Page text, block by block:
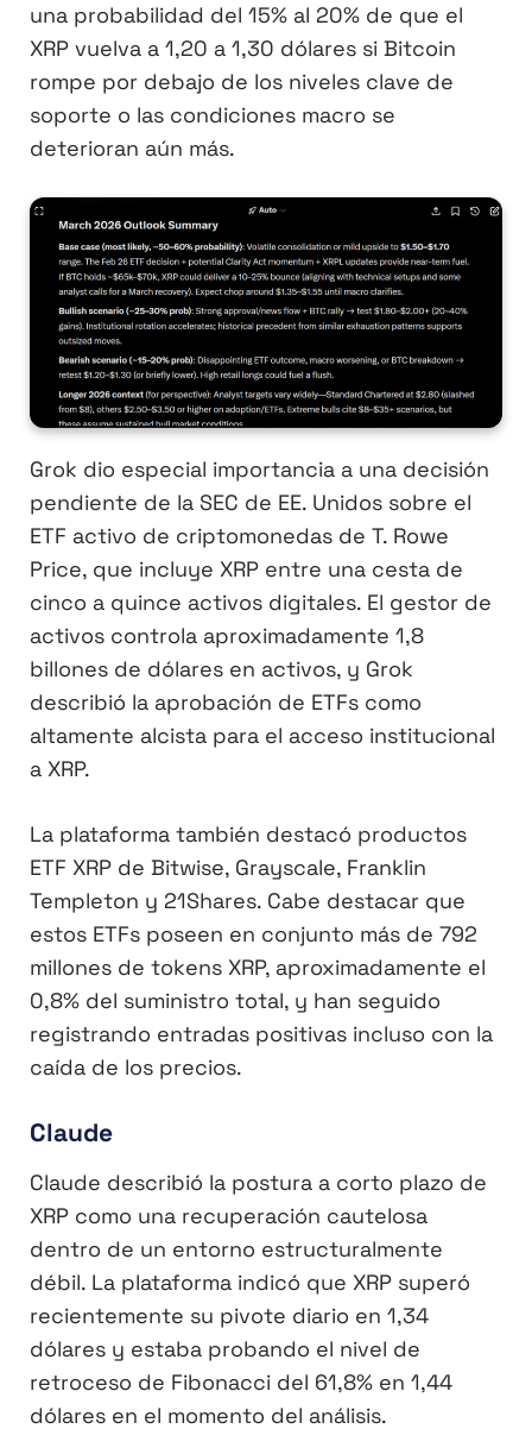
una probabilidad del 15% al 20% de que el
XRP vuelva a 1,20 a 1,30 dólares si Bitcoin
rompe por debajo de los niveles clave de
soporte o las condiciones macro se
deterioran aún más.
Grok dio especial importancia a una decisión
pendiente de la SEC de EE. Unidos sobre el
ETF activo de criptomonedas de T. Rowe
Price, que incluye XRP entre una cesta de
cinco a quince activos digitales. El gestor de
activos controla aproximadamente 1,8
billones de dólares en activos, y Grok
describió la aprobación de ETFs como
altamente alcista para el acceso institucional
a XRP.
La plataforma también destacó productos
ETF XRP de Bitwise, Grayscale, Franklin
Templeton y 21Shares. Cabe destacar que
estos ETFs poseen en conjunto más de 792
millones de tokens XRP, aproximadamente el
0,8% del suministro total, y han seguido
registrando entradas positivas incluso con la
caída de los precios.
Claude
Claude describió la postura a corto plazo de
XRP como una recuperación cautelosa
dentro de un entorno estructuralmente
débil. La plataforma indicó que XRP superó
recientemente su pivote diario en 1,34
dólares y estaba probando el nivel de
retroceso de Fibonacci del 61,8% en 1,44
dólares en el momento del análisis.